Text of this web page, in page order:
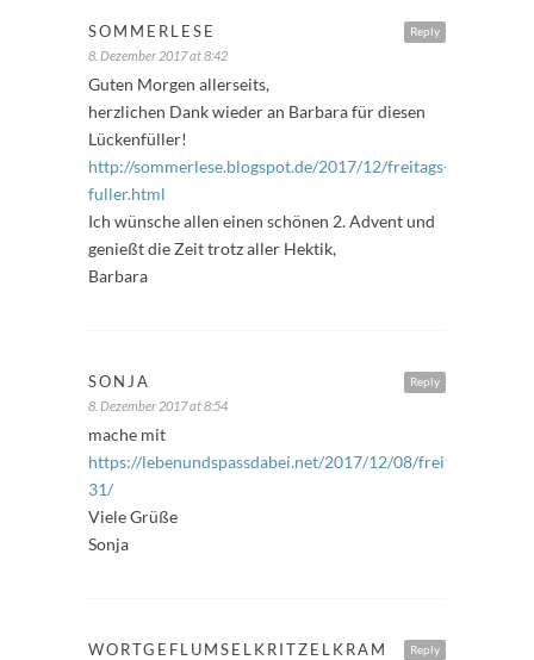
Reply
SOMMERLESE
8. Dezember 2017 at 8:42
Guten Morgen allerseits,
herzlichen Dank wieder an Barbara für diesen
Lückenfüller!
http://sommerlese.blogspot.de/2017/12/freitags-
fuller.html
Ich wünsche allen einen schönen 2. Advent und
genießt die Zeit trotz aller Hektik,
Barbara
Reply
SONJA
8. Dezember 2017 at 8:54
mache mit
https://lebenundspassdabei.net/2017/12/08/freitagsfueller-
31/
Viele Grüße
Sonja
Reply
WORTGEFLUMSELKRITZELKRAM